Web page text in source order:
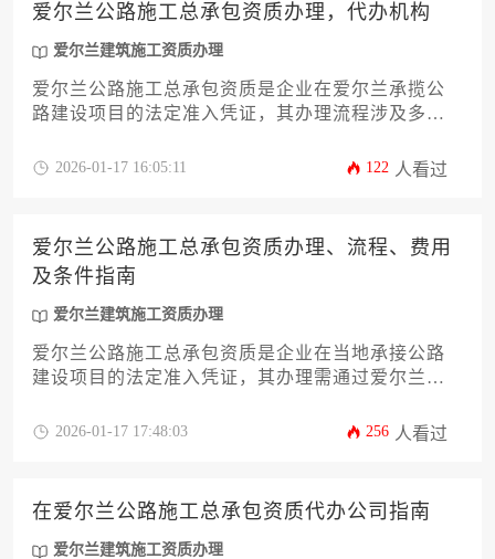
爱尔兰公路施工总承包资质办理，代办机构
爱尔兰建筑施工资质办理
爱尔兰公路施工总承包资质是企业在爱尔兰承揽公
路建设项目的法定准入凭证，其办理流程涉及多重
申请规划、文件整合与合规辅导等服务，显著降低
2026-01-17 16:05:11 122 人看过
爱尔兰公路施工总承包资质办理、流程、费用
及条件指南
爱尔兰建筑施工资质办理
爱尔兰公路施工总承包资质是企业在当地承接公路
建设项目的法定准入凭证，其办理需通过爱尔兰建
人员配置、工程业绩等核心条件，整体流程包含材
元。
2026-01-17 17:48:03 256 人看过
在爱尔兰公路施工总承包资质代办公司指南
爱尔兰建筑施工资质办理